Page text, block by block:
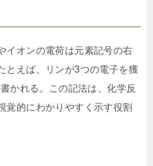
イオンの電荷は元素記号の右
とえば、リンが3つの電子を獲
かれる。この記法は、化学反
覚的にわかりやすく示す役割